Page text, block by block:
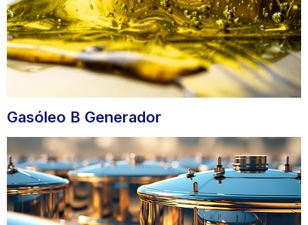
Gasóleo B Generador